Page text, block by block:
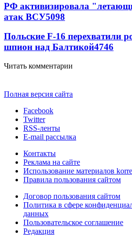
РФ активизировала
атак ВСУ5098
Польские F-16 перехватили
шпион над Балтикой4746
Читать комментарии
Полная версия сайта
Facebook
Twitter
RSS-ленты
E-mail рассылка
Контакты
Реклама на сайте
Использование материалов
Правила пользования сайтом
Договор пользования сайтом
Политика в сфере
данных
Пользовательское соглашение
Редакция